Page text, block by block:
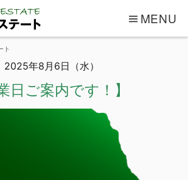
MENU
ト
2025年8月6日（水）
日ご案内です！】